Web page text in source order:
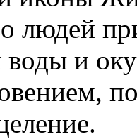
людей
воды и